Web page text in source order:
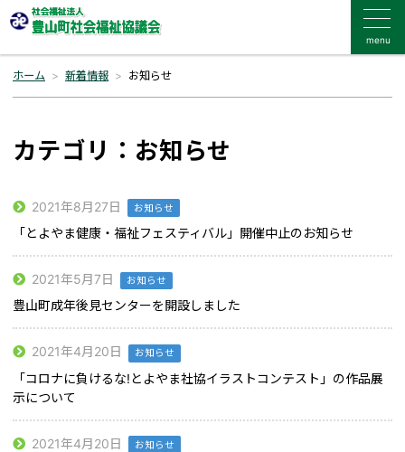
menu
ホーム 新着情報 お知らせ
カテゴリ：お知らせ
2021年8月27日 お知らせ
「とよやま健康・福祉フェスティバル」開催中止のお知らせ
2021年5月7日 お知らせ
豊山町成年後見センターを開設しました
2021年4月20日 お知らせ
「コロナに負けるな!とよやま社協イラストコンテスト」の作品展
示について
2021年4月20日 お知らせ